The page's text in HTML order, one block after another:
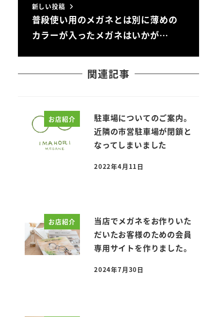
新しい投稿
普段使い用のメガネとは別に薄めの
カラーが入ったメガネはいかが…
関連記事
お店紹介
駐車場についてのご案内。
近隣の市営駐車場が閉鎖と
なってしまいました
投稿日
2022年4月11日
お店紹介
当店でメガネをお作りいた
だいたお客様のための会員
専用サイトを作りました。
投稿日
2024年7月30日